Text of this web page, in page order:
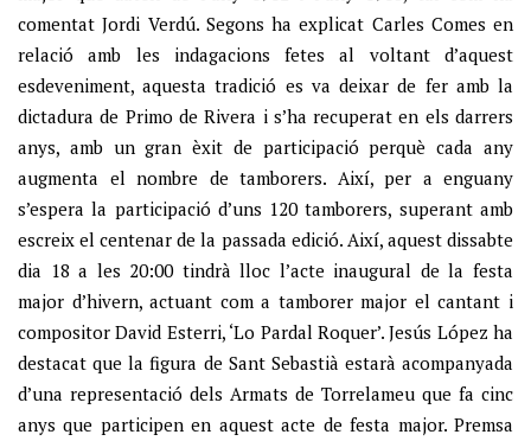
comentat Jordi Verdú. Segons ha explicat Carles Comes en
relació amb les indagacions fetes al voltant d’aquest
esdeveniment, aquesta tradició es va deixar de fer amb la
dictadura de Primo de Rivera i s’ha recuperat en els darrers
anys, amb un gran èxit de participació perquè cada any
augmenta el nombre de tamborers. Així, per a enguany
s’espera la participació d’uns 120 tamborers, superant amb
escreix el centenar de la passada edició. Així, aquest dissabte
dia 18 a les 20:00 tindrà lloc l’acte inaugural de la festa
major d’hivern, actuant com a tamborer major el cantant i
compositor David Esterri, ‘Lo Pardal Roquer’. Jesús López ha
destacat que la figura de Sant Sebastià estarà acompanyada
d’una representació dels Armats de Torrelameu que fa cinc
anys que participen en aquest acte de festa major. Premsa